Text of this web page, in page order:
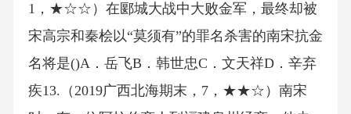
1，★☆☆）在郾城大战中大败金军，最终却被
宋高宗和秦桧以“莫须有”的罪名杀害的南宋抗金
名将是()A．岳飞B．韩世忠C．文天祥D．辛弃
疾13.（2019广西北海期末，7，★★☆）南宋